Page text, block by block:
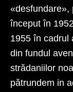
«desfundare»,
început în
1955 în cadrul
din fundul
strădaniilor
pătrundem in